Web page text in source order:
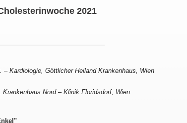
2021
Kardiologie, Göttlicher Heiland Krankenhaus, Wien
Nord – Klinik Floridsdorf, Wien